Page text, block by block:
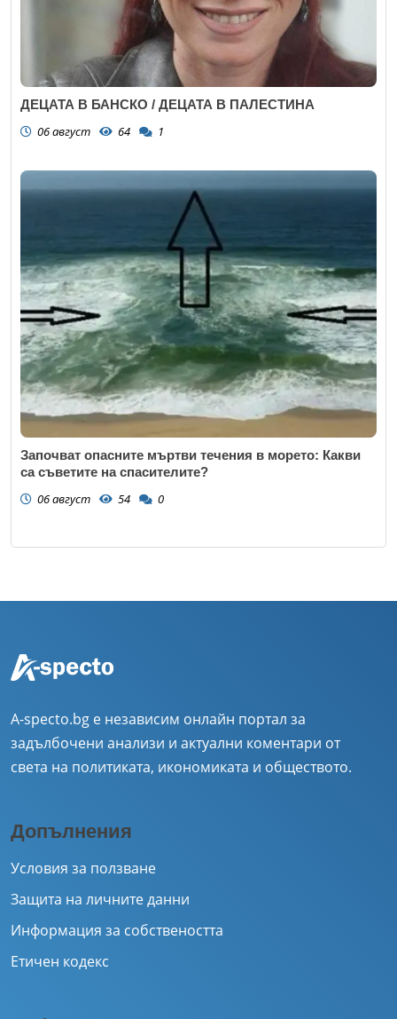
ДЕЦАТА В БАНСКО / ДЕЦАТА В ПАЛЕСТИНА
06 август 64 1
Започват опасните мъртви течения в морето: Какви
са съветите на спасителите?
06 август 54 0
A-specto.bg е независим онлайн портал за
задълбочени анализи и актуални коментари от
света на политиката, икономиката и обществото.
Допълнения
Условия за ползване
Защита на личните данни
Информация за собствеността
Етичен кодекс